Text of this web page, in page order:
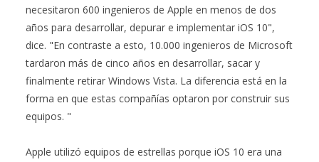
necesitaron 600 ingenieros de Apple en menos de dos
años para desarrollar, depurar e implementar iOS 10",
dice. "En contraste a esto, 10.000 ingenieros de Microsoft
tardaron más de cinco años en desarrollar, sacar y
finalmente retirar Windows Vista. La diferencia está en la
forma en que estas compañías optaron por construir sus
equipos. "
Apple utilizó equipos de estrellas porque iOS 10 era una